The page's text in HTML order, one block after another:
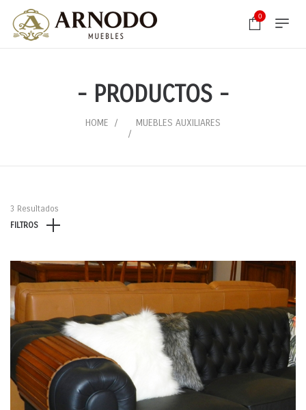
0
- PRODUCTOS -
HOME MUEBLES AUXILIARES
3 Resultados
FILTROS